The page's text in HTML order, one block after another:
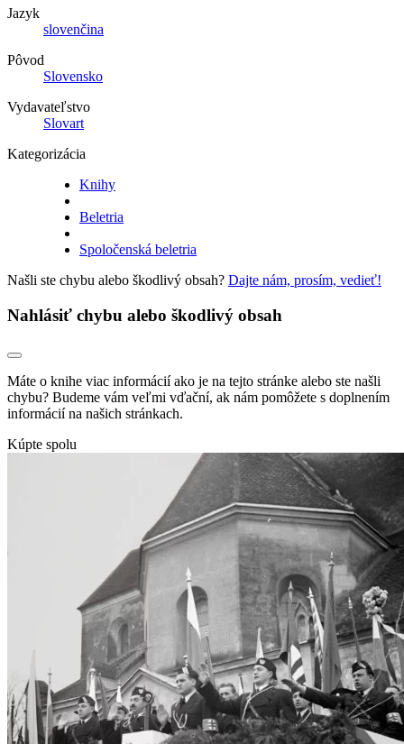
Jazyk
slovenčina
Pôvod
Slovensko
Vydavateľstvo
Slovart
Kategorizácia
Knihy
Beletria
Spoločenská beletria
Našli ste chybu alebo škodlivý obsah? Dajte nám, prosím, vedieť!
Nahlásiť chybu alebo škodlivý obsah
Máte o knihe viac informácií ako je na tejto stránke alebo ste našli
chybu? Budeme vám veľmi vďační, ak nám pomôžete s doplnením
informácií na našich stránkach.
Kúpte spolu